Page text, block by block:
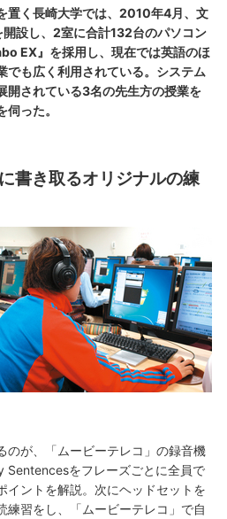
置く長崎大学では、2010年4月、文
設し、2室に合計132台のパソコン
EX』を採用し、現在では英語のほ
でも広く利用されている。システム
開されている3名の先生方の授業を
った。
書き取るオリジナルの練
が、「ムービーテレコ」の録音機
Sentencesをフレーズごとに全員で
イントを解説。次にヘッドセットを
練習をし、「ムービーテレコ」で自